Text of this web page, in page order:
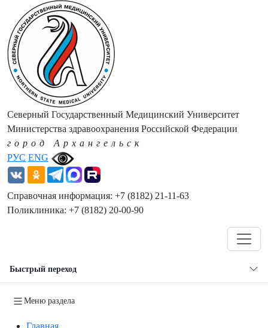
РУС ENG
Северный Государственный Медицинский Университет
Министерства здравоохранения Российской Федерации
город Архангельск
Справочная информация: +7 (8182) 21-11-63
Поликлиника: +7 (8182) 20-00-90
Быстрый переход
Меню раздела
Главная